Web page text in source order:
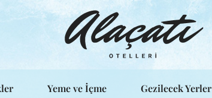
Yeme ve İçme Gezilecek Yerler